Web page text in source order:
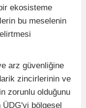
ekosisteme
bu meselenin
arz güvenliğine
zincirlerinin ve
zorunlu olduğunu
ÜDG'yi bölgesel